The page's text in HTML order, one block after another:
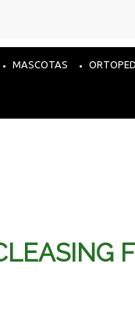
MASCOTAS